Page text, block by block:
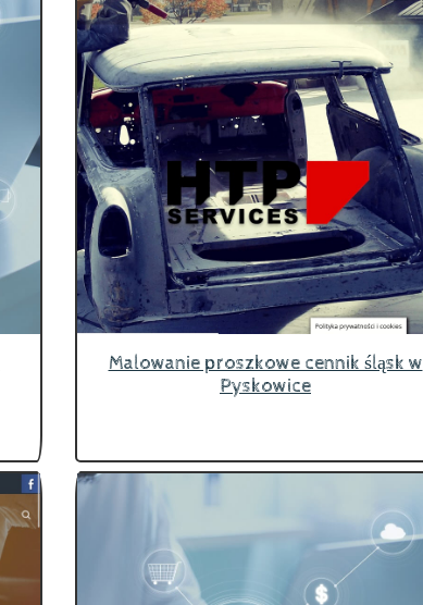
Malowanie proszkowe cennik śląsk w
Pyskowice